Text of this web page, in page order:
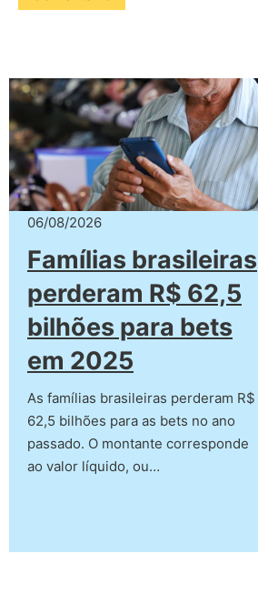
06/08/2026
Famílias brasileiras
perderam R$ 62,5
bilhões para bets
em 2025
As famílias brasileiras perderam R$
62,5 bilhões para as bets no ano
passado. O montante corresponde
ao valor líquido, ou…